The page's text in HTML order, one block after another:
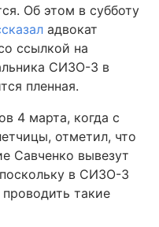
Об этом в субботу
адвокат
ссылкой на
СИЗО-3 в
пленная.
4 марта, когда с
отметил, что
Савченко вывезут
в СИЗО-3
такие